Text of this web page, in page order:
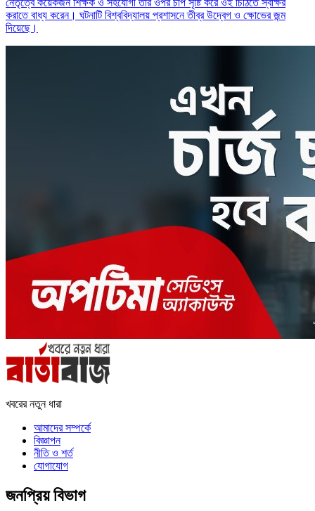
নেতৃত্বে কয়েকজন শিক্ষক ও সহযোগী তার ওপর চাপ সৃষ্টি করে ওই চিঠিতে স্বাক্ষর
করাতে বাধ্য করেন। ঘটনাটি বিশ্ববিদ্যালয় প্রশাসনে তীব্র উদ্বেগ ও ক্ষোভের জন্ম
দিয়েছে।
খবরের নতুন ধারা
আমাদের সম্পর্কে
বিজ্ঞাপন
নীতি ও শর্ত
যোগাযোগ
জনপ্রিয় বিভাগ